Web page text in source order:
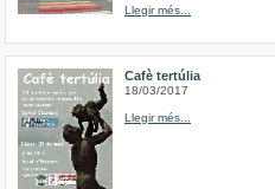
Llegir més...
Cafè tertúlia
18/03/2017
Llegir més...